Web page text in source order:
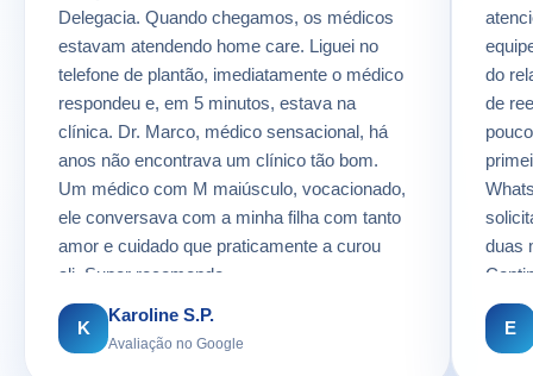
Delegacia. Quando chegamos, os médicos
estavam atendendo home care. Liguei no
telefone de plantão, imediatamente o médico
respondeu e, em 5 minutos, estava na
clínica. Dr. Marco, médico sensacional, há
anos não encontrava um clínico tão bom.
Um médico com M maiúsculo, vocacionado,
ele conversava com a minha filha com tanto
amor e cuidado que praticamente a curou
ali. Super recomendo.
K
Karoline S.P.
Avaliação no Google
do
de
duas
E